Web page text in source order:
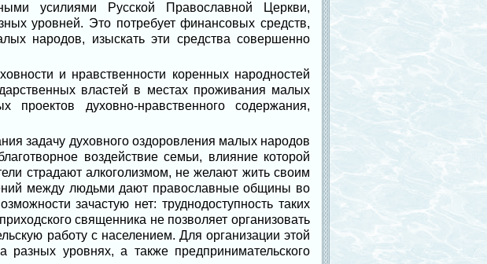
усилиями Русской Православной Церкви,
уровней. Это потребует финансовых средств,
народов, изыскать эти средства совершенно
и нравственности коренных народностей
властей в местах проживания малых
проектов духовно-нравственного содержания,
задачу духовного оздоровления малых народов
воздействие семьи, влияние которой
страдают алкоголизмом, не желают жить своим
между людьми дают православные общины во
зачастую нет: труднодоступность таких
священника не позволяет организовать
работу с населением. Для организации этой
разных уровнях, а также предпринимательского